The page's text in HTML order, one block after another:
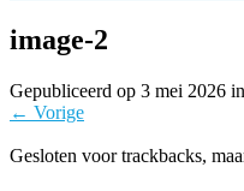
image-2
Gepubliceerd op 3 mei 2026 in
← Vorige
Gesloten voor trackbacks,